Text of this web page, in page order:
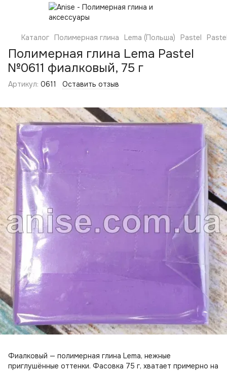
Каталог Полимерная глина Lema (Польша) Pastel
Полимерная глина Lema Pastel
№0611 фиалковый, 75 г
Артикул: 0611 Оставить отзыв
Фиалковый — полимерная глина Lema, нежные
приглушённые оттенки. Фасовка 75 г, хватает примерно на